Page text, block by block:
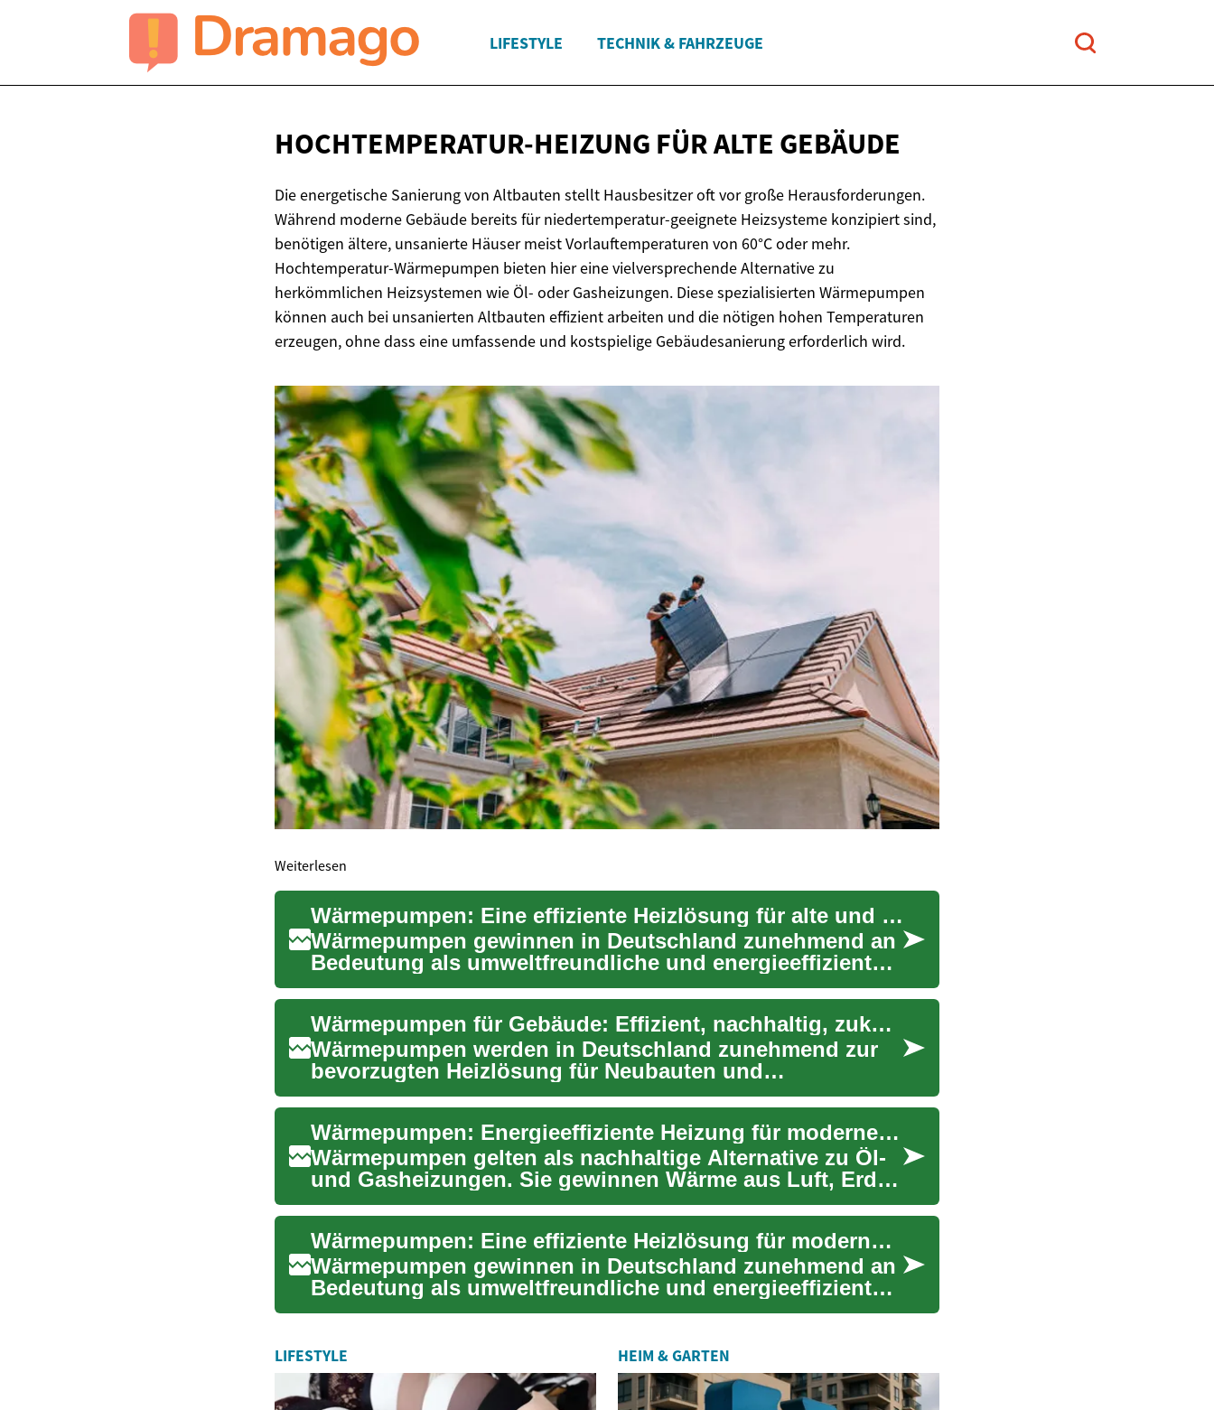
LIFESTYLE TECHNIK & FAHRZEUGE
HOCHTEMPERATUR-HEIZUNG FÜRALTE GEBÄUDE
Die energetische Sanierung von Altbauten stellt Hausbesitzer oft vor große Herausforderungen.
Während moderne Gebäude bereits für niedertemperatur-geeignete Heizsysteme konzipiert sind,
benötigen ältere, unsanierte Häuser meist Vorlauftemperaturen von 60°C oder mehr.
Hochtemperatur-Wärmepumpen bieten hier eine vielversprechende Alternative zu
herkömmlichen Heizsystemen wie Öl- oder Gasheizungen. Diese spezialisierten Wärmepumpen
können auch bei unsanierten Altbauten effizient arbeiten und die nötigen hohen Temperaturen
erzeugen, ohne dass eine umfassende und kostspielige Gebäudesanierung erforderlich wird.
Weiterlesen
Wärmepumpen: Eine effiziente Heizlösung für alte und neue Gebäude
Wärmepumpen gewinnen in Deutschland zunehmend an
Bedeutung als umweltfreundliche und energieeffiziente
Heizlösung. Si...
Wärmepumpen für Gebäude: Effizient, nachhaltig, zukunftssicher
Wärmepumpen werden in Deutschland zunehmend zur
bevorzugten Heizlösung für Neubauten und
Sanierungen. Sie gewinnen ei...
Wärmepumpen: Energieeffiziente Heizung für moderne Häuser
Wärmepumpen gelten als nachhaltige Alternative zu Öl-
und Gasheizungen. Sie gewinnen Wärme aus Luft, Erde
oder Grundw...
Wärmepumpen: Eine effiziente Heizlösung für moderne und alte Gebäude
Wärmepumpen gewinnen in Deutschland zunehmend an
Bedeutung als umweltfreundliche und energieeffiziente
Heizlösung. Si...
LIFESTYLE HEIM & GARTEN